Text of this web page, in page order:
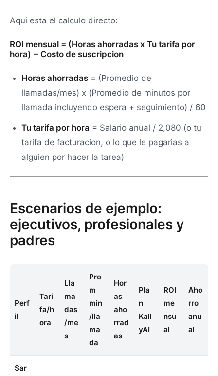
Aqui esta el calculo directo:
ROI mensual = (Horas ahorradas x Tu tarifa por
hora) − Costo de suscripcion
Horas ahorradas = (Promedio de
llamadas/mes) x (Promedio de minutos por
llamada incluyendo espera + seguimiento) / 60
Tu tarifa por hora = Salario anual / 2,080 (o tu
tarifa de facturacion, o lo que le pagarias a
alguien por hacer la tarea)
Escenarios de ejemplo:
ejecutivos, profesionales y
padres
Perf
il
Tari
fa/h
ora
Lla
ma
das
/me
s
Pro
m
min
/lla
ma
da
Hor
as
aho
rrad
as
Pla
n
Kall
yAI
ROI
me
nsu
al
Aho
rro
anu
al
Sar